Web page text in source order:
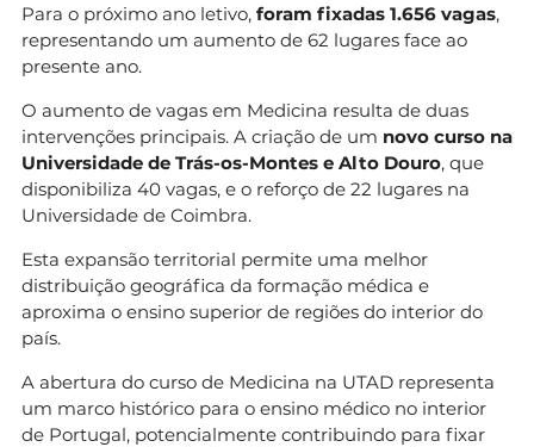
novo curso na Universidade de Trás-os-Montes e
Alto Douro com 40 vagas.
curso profissional?
Os titulares de cursos profissionais podem
aceder ao ensino superior
através dos Regimes e Concursos Especiais. Para
vagas para titulares de Cursos Técnicos
Superiores
Profissionais, bem como aumentos para
diplomados com Especialização
Tecnológica e Cursos de Dupla Certificação.
Existem bolsas para estudantes de Educação?
Para o próximo ano letivo, foram fixadas 1.656 vagas,
representando um aumento de 62 lugares face ao
presente ano.
O aumento de vagas em Medicina resulta de duas
intervenções principais. A criação de um novo curso na
Universidade de Trás-os-Montes e Alto Douro, que
disponibiliza 40 vagas, e o reforço de 22 lugares na
Universidade de Coimbra.
Esta expansão territorial permite uma melhor
distribuição geográfica da formação médica e
aproxima o ensino superior de regiões do interior do
país.
A abertura do curso de Medicina na UTAD representa
um marco histórico para o ensino médico no interior
de Portugal, potencialmente contribuindo para fixar